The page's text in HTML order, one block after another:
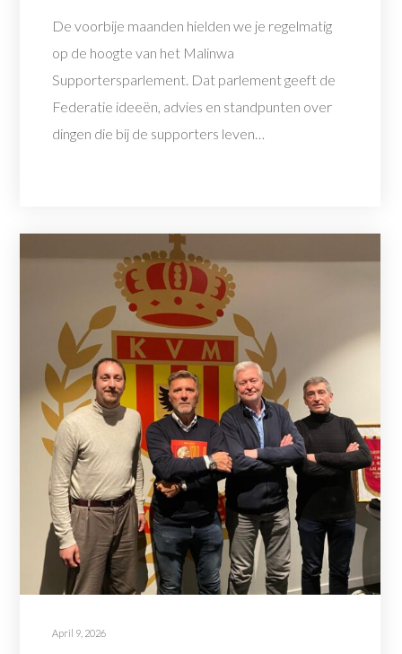
De voorbije maanden hielden we je regelmatig
op de hoogte van het Malinwa
Supportersparlement. Dat parlement geeft de
Federatie ideeën, advies en standpunten over
dingen die bij de supporters leven…
April 9, 2026